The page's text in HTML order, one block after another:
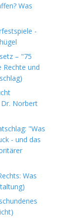
Was
-
– "75
Rechte und
Norbert
"Was
- und das
Was